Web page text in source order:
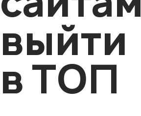
выйти
в ТОП